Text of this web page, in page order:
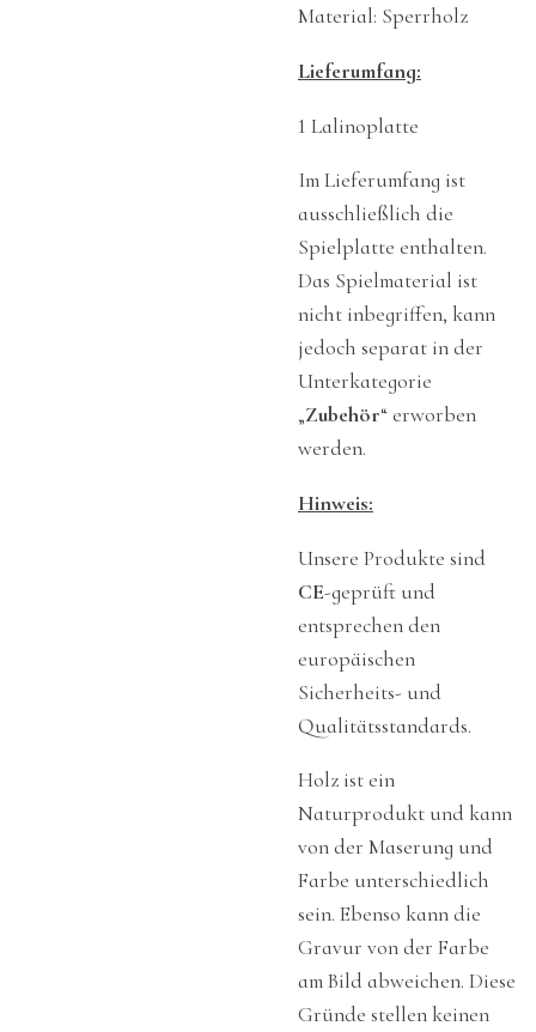
Material: Sperrholz
Lieferumfang:
1 Lalinoplatte
Im Lieferumfang ist
ausschließlich die
Spielplatte enthalten.
Das Spielmaterial ist
nicht inbegriffen, kann
jedoch separat in der
Unterkategorie
„Zubehör“ erworben
werden.
Hinweis:
Unsere Produkte sind
CE-geprüft und
entsprechen den
europäischen
Sicherheits- und
Qualitätsstandards.
Holz ist ein
Naturprodukt und kann
von der Maserung und
Farbe unterschiedlich
sein. Ebenso kann die
Gravur von der Farbe
am Bild abweichen. Diese
Gründe stellen keinen